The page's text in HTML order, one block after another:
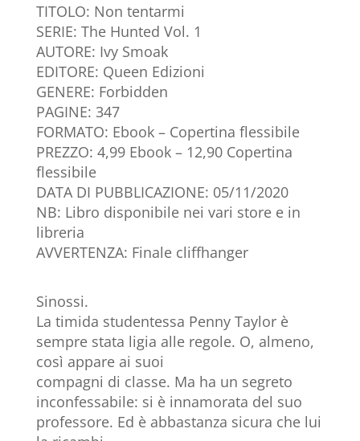
TITOLO: Non tentarmi
SERIE: The Hunted Vol. 1
AUTORE: Ivy Smoak
EDITORE: Queen Edizioni
GENERE: Forbidden
PAGINE: 347
FORMATO: Ebook – Copertina flessibile
PREZZO: 4,99 Ebook – 12,90 Copertina
flessibile
DATA DI PUBBLICAZIONE: 05/11/2020
NB: Libro disponibile nei vari store e in
libreria
AVVERTENZA: Finale cliffhanger
Sinossi.
La timida studentessa Penny Taylor è
sempre stata ligia alle regole. O, almeno,
così appare ai suoi
compagni di classe. Ma ha un segreto
inconfessabile: si è innamorata del suo
professore. Ed è abbastanza sicura che lui